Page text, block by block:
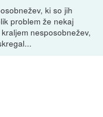
ki so jih
problem že nekaj
nesposobnežev,